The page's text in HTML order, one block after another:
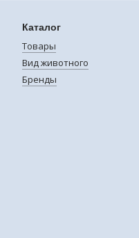
Каталог
Товары
Вид животного
Бренды